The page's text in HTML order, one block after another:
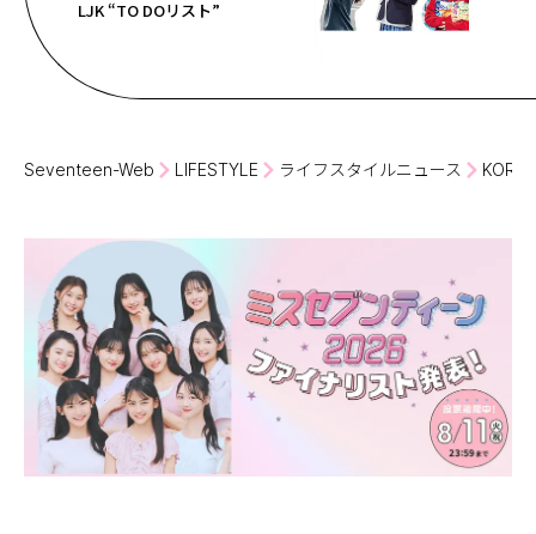
LJK “TO DOリスト”
Seventeen-Web LIFESTYLE ライフスタイルニュース